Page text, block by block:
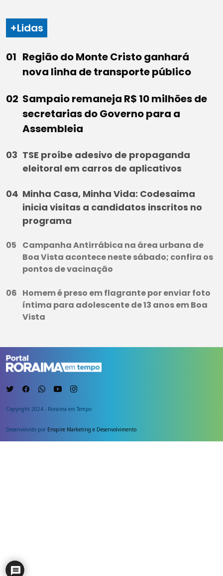
+Lidas
Região do Monte Cristo ganhará
nova linha de transporte público
Sampaio remaneja R$ 10 milhões de
secretarias do Governo para a
Assembleia
TSE proíbe adesivo de propaganda
eleitoral em carros de aplicativos
Minha Casa, Minha Vida: Codesaima
inicia visitas a candidatos inscritos no
programa
Campanha Antirrábica na área urbana de
Boa Vista acontece neste sábado; confira os
pontos de vacinação
Homem é preso em flagrante por enviar foto
íntima para adolescente de 13 anos em Boa
Vista
Copyright 2024 - Roraima em Tempo
Desenvolvido por Enspire Marketing e Desenvolvimento